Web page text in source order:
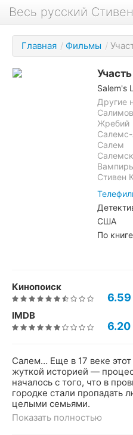
Весь русский
Книги
Фильмы
Аудиокниги
Главная / Фильмы /
Salem's
Другие
Жребий
Салем
Стивен
США
По
Кинопоиск
6.59
IMDB
6.20
Салем… Еще в 17 веке
жуткой историей —
началось с того, что в
городке стали пропадать
целыми семьями.
Показать полностью